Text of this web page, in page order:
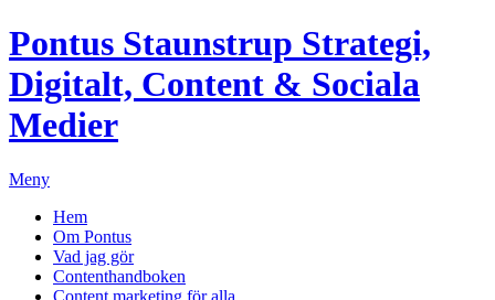
Pontus Staunstrup Strategi,
Digitalt, Content & Sociala
Medier
Meny
Hem
Om Pontus
Vad jag gör
Contenthandboken
Content marketing för alla